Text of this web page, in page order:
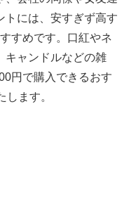
トには、安すぎず高す
すめです。口紅やネ
キャンドルなどの雑
円で購入できるおす
ます。